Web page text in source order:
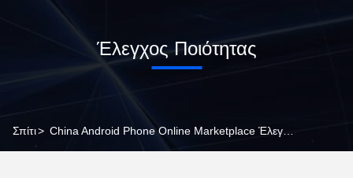
Έλεγχος Ποιότητας
Σπίτι>